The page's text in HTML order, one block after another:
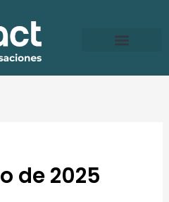
de 2025